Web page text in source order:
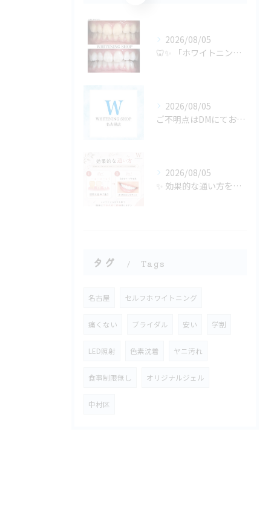
2026/08/05
🦷✨ 「ホワイトニングは若い人がするもの」だと思っていません...
2026/08/05
ご不明点はDMにてお気軽にお問い合わせください✨🩷
2026/08/05
✨ 効果的な通い方をご紹介🦷🤍
タグ Tags
名古屋 セルフホワイトニング
痛くない ブライダル 安い 学割
LED照射 色素沈着 ヤニ汚れ
食事制限無し オリジナルジェル
中村区